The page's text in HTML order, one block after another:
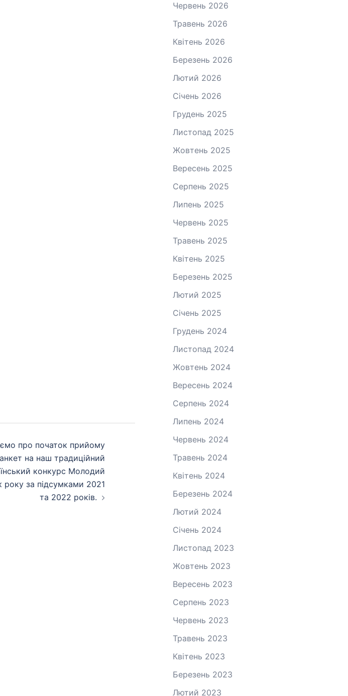
про початок прийому
анкет на наш традиційний
конкурс Молодий
року за підсумками 2021
та 2022 років.
Червень 2026
Травень 2026
Квітень 2026
Березень 2026
Лютий 2026
Січень 2026
Грудень 2025
Листопад 2025
Жовтень 2025
Вересень 2025
Серпень 2025
Липень 2025
Червень 2025
Травень 2025
Квітень 2025
Березень 2025
Лютий 2025
Січень 2025
Грудень 2024
Листопад 2024
Жовтень 2024
Вересень 2024
Серпень 2024
Липень 2024
Червень 2024
Травень 2024
Квітень 2024
Березень 2024
Лютий 2024
Січень 2024
Листопад 2023
Жовтень 2023
Вересень 2023
Серпень 2023
Червень 2023
Травень 2023
Квітень 2023
Березень 2023
Лютий 2023